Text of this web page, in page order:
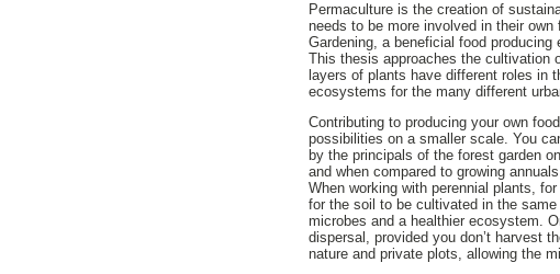
Permaculture is the creation of
needs to be more involved in their
Gardening, a beneficial food
This thesis approaches the cultivation
layers of plants have different roles in
ecosystems for the many different
Contributing to producing your own
possibilities on a smaller scale. You
by the principals of the forest garden
and when compared to growing
When working with perennial plants,
for the soil to be cultivated in the
microbes and a healthier ecosystem.
dispersal, provided you don’t harvest
nature and private plots, allowing the